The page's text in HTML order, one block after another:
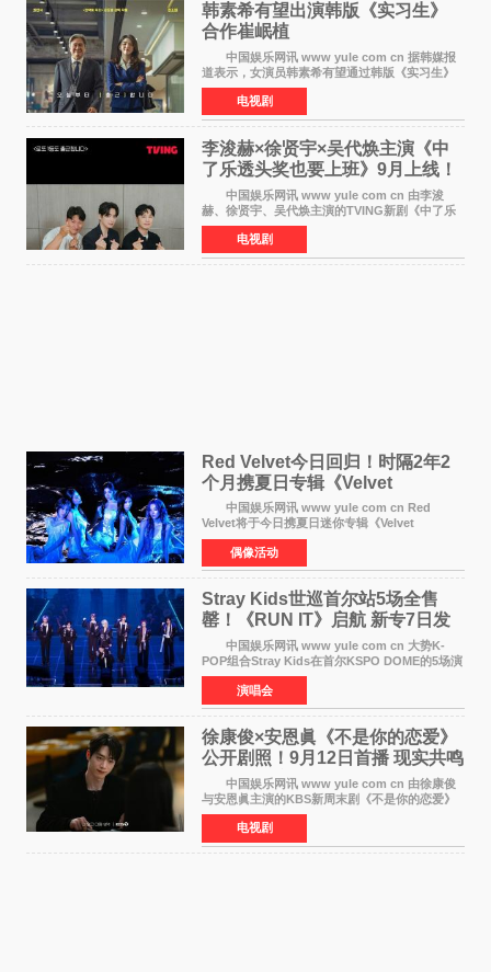
韩素希有望出演韩版《实习生》
合作崔岷植
中国娱乐网讯 www yule com cn 据韩媒报
道表示，女演员韩素希有望通过韩版《实习生》
回归荧幕，合作前辈演员崔岷植。 根据消息
表示，演员韩素希目前已经结束了电视剧《Y计
划》的拍摄工
电视剧
李浚赫×徐贤宇×吴代焕主演《中
了乐透头奖也要上班》9月上线！
TVING先网后台
中国娱乐网讯 www yule com cn 由李浚
赫、徐贤宇、吴代焕主演的TVING新剧《中了乐
透头奖也要上班》定档9月10日播出，随后于9月
14日起登陆tvN月火档，实现先网后台双平台播出
模式。 本剧改
电视剧
Red Velvet今日回归！时隔2年2
个月携夏日专辑《Velvet
Summer》重启完整体活动
中国娱乐网讯 www yule com cn Red
Velvet将于今日携夏日迷你专辑《Velvet
Summer》时隔2年2个月重启完整体活动。这张
于8月3日发行的专辑，主打柔和成熟氛围的夏日
音乐，收录了成员们想着
偶像活动
Stray Kids世巡首尔站5场全售
罄！《RUN IT》启航 新专7日发
中国娱乐网讯 www yule com cn 大势K-
POP组合Stray Kids在首尔KSPO DOME的5场演
唱会全部售罄，为新世界巡演拉开序幕。据所属
社JYP娱乐透露，Stray Kids于上月25至26日、
29日及本月1至2日
演唱会
徐康俊×安恩眞《不是你的恋爱》
公开剧照！9月12日首播 现实共鸣
罗曼史来袭
中国娱乐网讯 www yule com cn 由徐康俊
与安恩眞主演的KBS新周末剧《不是你的恋爱》
于近日公开首波剧照，正式定档9月12日首
播。 剧照中，徐康俊与安恩眞并肩而坐，眼
神中流露出复杂而微
电视剧